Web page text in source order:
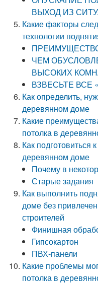
ВЫХОД ИЗ
Какие факторы
технологии
ЧЕМ
ВЫСОКИХ
ВЗВЕСЬТЕ ВСЕ
Как определить,
деревянном доме
Какие
потолка в
Как подготовиться
деревянном доме
Почему в
Старые задания
Как выполнить
доме без
строителей
Финишная
Гипсокартон
ПВХ-панели
Какие проблемы
потолка в